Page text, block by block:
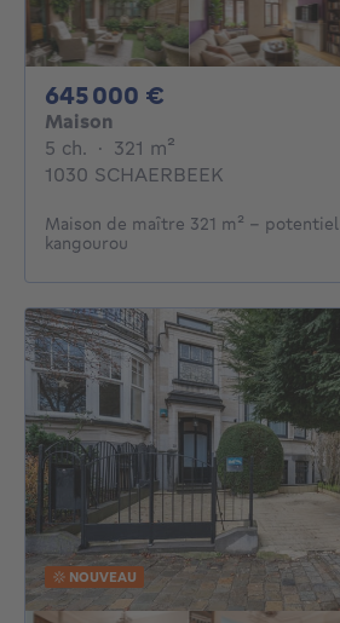
645 000 €
Maison
5 ch. 5 chambres
· 321 m²
1030 SCHAERBEEK
Maison de maître 321 m² - potentiel
kangourou
NOUVEAU